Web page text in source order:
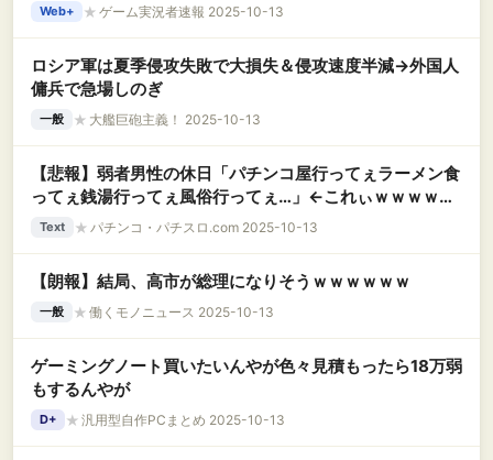
Web+ ★ ゲーム実況者速報 2025-10-13
ロシア軍は夏季侵攻失敗で大損失＆侵攻速度半減→外国人
傭兵で急場しのぎ
一般 ★ 大艦巨砲主義！ 2025-10-13
【悲報】弱者男性の休日「パチンコ屋行ってぇラーメン食
ってぇ銭湯行ってぇ風俗行ってぇ…」←これぃｗｗｗｗｗ
ｗｗｗ
Text ★ パチンコ・パチスロ.com 2025-10-13
【朗報】結局、高市が総理になりそうｗｗｗｗｗｗ
一般 ★ 働くモノニュース 2025-10-13
ゲーミングノート買いたいんやが色々見積もったら18万弱
もするんやが
D+ ★ 汎用型自作PCまとめ 2025-10-13